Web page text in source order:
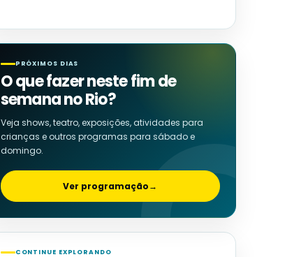
PRÓXIMOS DIAS
O que fazer neste fim de
semana no Rio?
Veja shows, teatro, exposições, atividades para
crianças e outros programas para sábado e
domingo.
Ver programação→
CONTINUE EXPLORANDO